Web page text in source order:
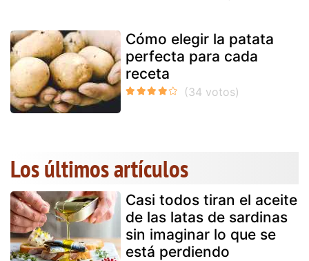
Cómo elegir la patata
perfecta para cada
receta
Los últimos artículos
Casi todos tiran el aceite
de las latas de sardinas
sin imaginar lo que se
está perdiendo